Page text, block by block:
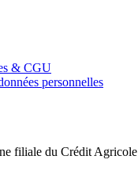
& CGU
personnelles
filiale du Crédit Agricole